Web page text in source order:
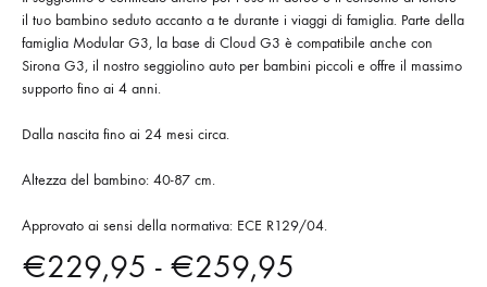
il tuo bambino seduto accanto a te durante i viaggi di famiglia. Parte della
famiglia Modular G3, la base di Cloud G3 è compatibile anche con
Sirona G3, il nostro seggiolino auto per bambini piccoli e offre il massimo
supporto fino ai 4 anni.
Dalla nascita fino ai 24 mesi circa.
Altezza del bambino: 40-87 cm.
Approvato ai sensi della normativa: ECE R129/04.
€229,95 - €259,95